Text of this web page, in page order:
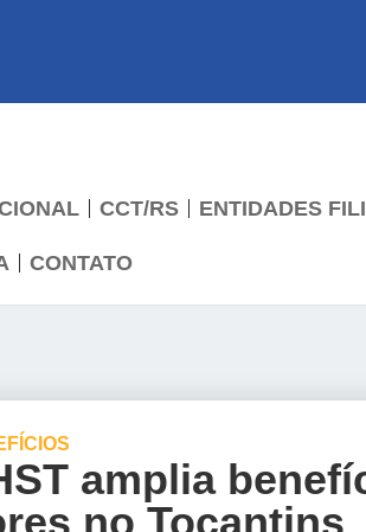
CCT/RS ENTIDADES
CONTATO
amplia
no Tocantins